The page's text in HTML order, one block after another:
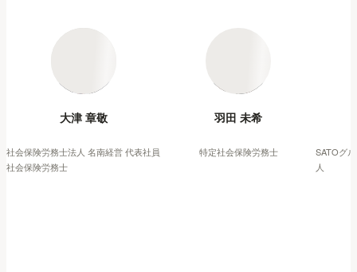
大津 章敬
社会保険労務士法人 名南経営 代表社員
社会保険労務士
羽田 未希
特定社会保険労務士
SATOグ
人